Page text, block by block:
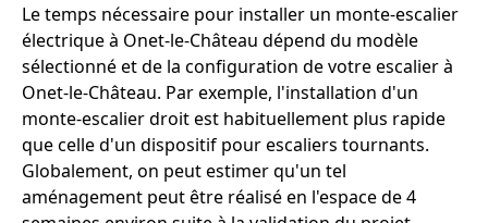
Le temps nécessaire pour installer un monte-escalier
électrique à Onet-le-Château dépend du modèle
sélectionné et de la configuration de votre escalier à
Onet-le-Château. Par exemple, l'installation d'un
monte-escalier droit est habituellement plus rapide
que celle d'un dispositif pour escaliers tournants.
Globalement, on peut estimer qu'un tel
aménagement peut être réalisé en l'espace de 4